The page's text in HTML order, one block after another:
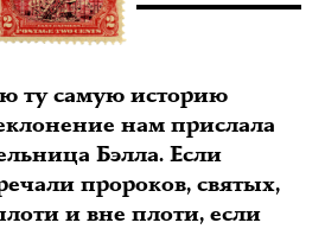
ту самую историю
нам прислала
Бэлла. Если
пророков, святых,
и вне плоти, если